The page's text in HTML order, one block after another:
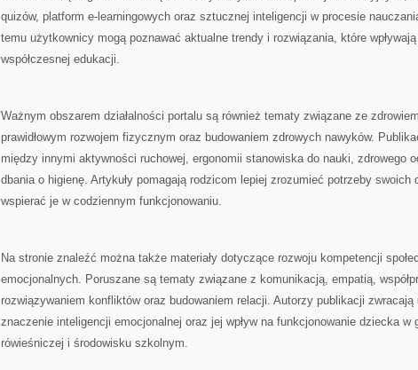
quizów, platform e-learningowych oraz sztucznej inteligencji w procesie
temu użytkownicy mogą poznawać aktualne trendy i rozwiązania, które
współczesnej edukacji.
Ważnym obszarem działalności portalu są również tematy związane ze
prawidłowym rozwojem fizycznym oraz budowaniem zdrowych nawyków.
między innymi aktywności ruchowej, ergonomii stanowiska do nauki, zdrowego
dbania o higienę. Artykuły pomagają rodzicom lepiej zrozumieć potrzeby swoich
wspierać je w codziennym funkcjonowaniu.
Na stronie znaleźć można także materiały dotyczące rozwoju kompetencji
emocjonalnych. Poruszane są tematy związane z komunikacją, empatią,
rozwiązywaniem konfliktów oraz budowaniem relacji. Autorzy publikacji zwracają
znaczenie inteligencji emocjonalnej oraz jej wpływ na funkcjonowanie dziecka w
rówieśniczej i środowisku szkolnym.